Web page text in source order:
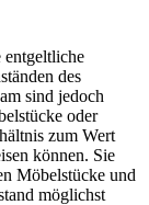
entgeltliche
des
sind jedoch
oder
zum Wert
können. Sie
Möbelstücke und
möglichst